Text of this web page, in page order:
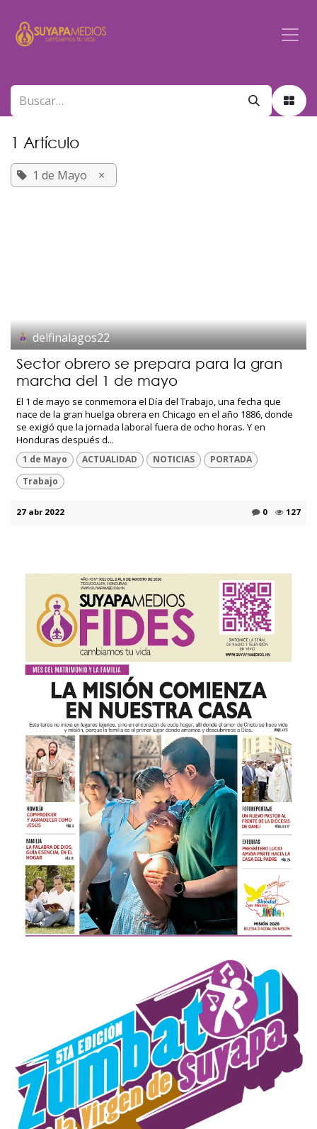
1 Artículo
1 de Mayo ×
delfinalagos22
Sector obrero se prepara para la gran
marcha del 1 de mayo
El 1 de mayo se conmemora el Día del Trabajo, una fecha que
nace de la gran huelga obrera en Chicago en el año 1886, donde
se exigió que la jornada laboral fuera de ocho horas. Y en
Honduras después d...
1 de Mayo ACTUALIDAD NOTICIAS
PORTADA
Trabajo
27 abr 2022 0 127